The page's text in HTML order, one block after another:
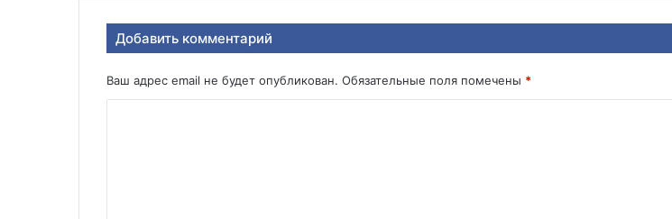
Добавить комментарий
Ваш адрес email не будет опубликован. Обязательные поля помечены *